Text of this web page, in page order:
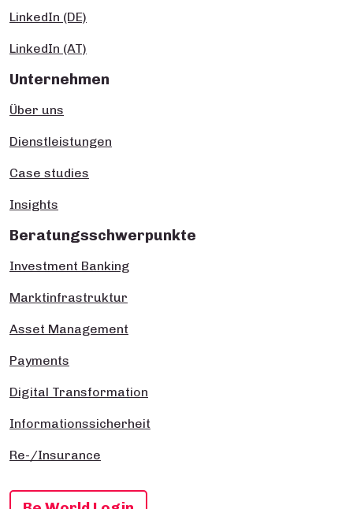
LinkedIn (DE)
LinkedIn (AT)
Unternehmen
Über uns
Dienstleistungen
Case studies
Insights
Beratungsschwerpunkte
Investment Banking
Marktinfrastruktur
Asset Management
Payments
Digital Transformation
Informationssicherheit
Re-/Insurance